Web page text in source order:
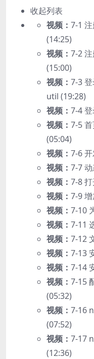
收起列表
视频： 7-1
(14:25)
视频： 7-2
(15:00)
视频： 7-3
util (19:28)
视频： 7-4
视频： 7-5
(05:04)
视频： 7-6
视频： 7-7
视频： 7-8
视频： 7-9
视频： 7-10
视频： 7-11
视频： 7-12
视频： 7-13
视频： 7-14
视频： 7-15
(05:32)
视频： 7-16
(07:52)
视频： 7-17
(12:36)